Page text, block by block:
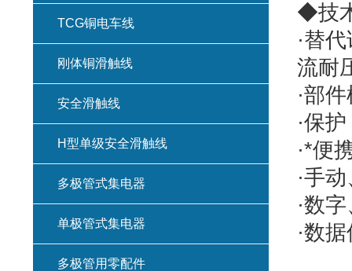
◆技
·替
流耐
·部
·保
·*便
·手
·数
·数
TCG铜电车线
刚体铜滑触线
安全滑触线
H型单级安全滑触线
多极管式集电器
单极管式集电器
多极管用零配件